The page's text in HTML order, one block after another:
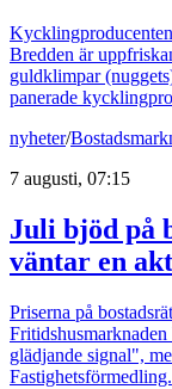
Bredden är
guldklimpar
panerade
nyheter/
7 augusti, 07:15
Juli bjöd på
väntar en
Priserna på
glädjande signal",
Fastighetsförmedling.